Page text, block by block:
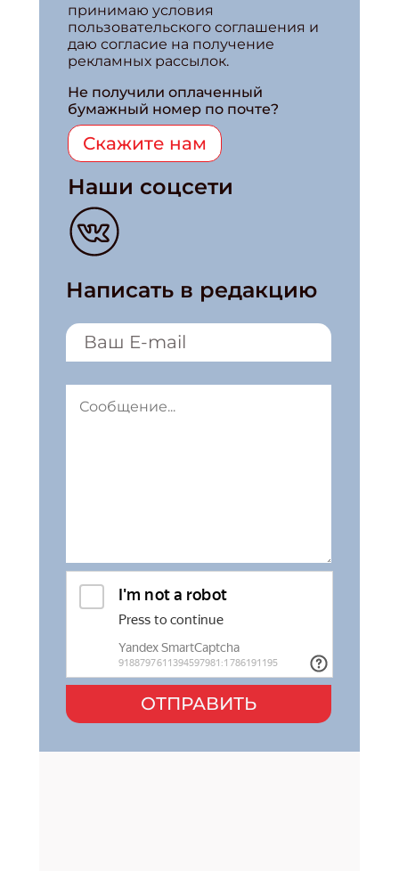
принимаю условия
пользовательского соглашения и
даю согласие на получение
рекламных рассылок.
Не получили оплаченный
бумажный номер по почте?
Скажите нам
Наши соцсети
Написать в редакцию
ОТПРАВИТЬ